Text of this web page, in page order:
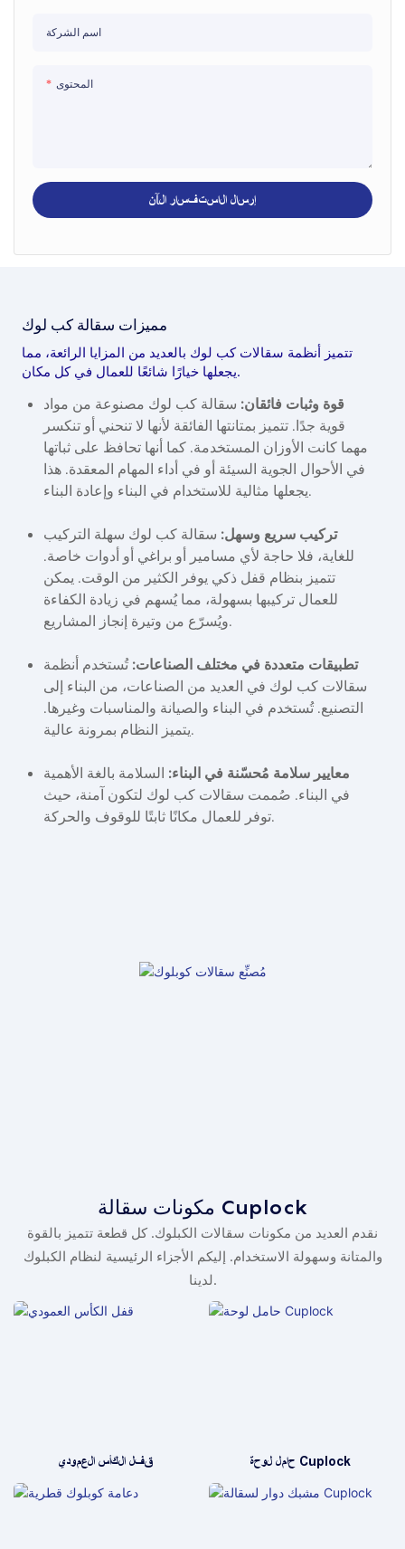
اسم الشركة
المحتوى
إرسال الاستفسار الآن
مميزات سقالة كب لوك
تتميز أنظمة سقالات كب لوك بالعديد من المزايا الرائعة، مما
يجعلها خيارًا شائعًا للعمال في كل مكان.
قوة وثبات فائقان: سقالة كب لوك مصنوعة من مواد
قوية جدًا. تتميز بمتانتها الفائقة لأنها لا تنحني أو تنكسر
مهما كانت الأوزان المستخدمة. كما أنها تحافظ على ثباتها
في الأحوال الجوية السيئة أو في أداء المهام المعقدة. هذا
يجعلها مثالية للاستخدام في البناء وإعادة البناء.
تركيب سريع وسهل: سقالة كب لوك سهلة التركيب
للغاية، فلا حاجة لأي مسامير أو براغي أو أدوات خاصة.
تتميز بنظام قفل ذكي يوفر الكثير من الوقت. يمكن
للعمال تركيبها بسهولة، مما يُسهم في زيادة الكفاءة
ويُسرّع من وتيرة إنجاز المشاريع.
تطبيقات متعددة في مختلف الصناعات:تُستخدم أنظمة
سقالات كب لوك في العديد من الصناعات، من البناء إلى
التصنيع. تُستخدم في البناء والصيانة والمناسبات وغيرها.
يتميز النظام بمرونة عالية.
معايير سلامة مُحسّنة في البناء: السلامة بالغة الأهمية
في البناء. صُممت سقالات كب لوك لتكون آمنة، حيث
توفر للعمال مكانًا ثابتًا للوقوف والحركة.
مكونات سقالة Cuplock
نقدم العديد من مكونات سقالات الكبلوك. كل قطعة تتميز بالقوة
والمتانة وسهولة الاستخدام. إليكم الأجزاء الرئيسية لنظام الكبلوك
لدينا.
قفل الكأس العمودي حامل لوحة Cuplock